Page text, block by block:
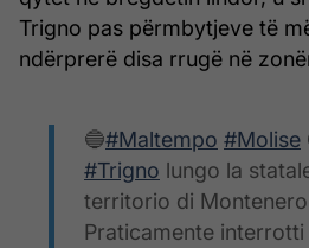
Trigno pas përmbytjeve të
ndërprerë disa rrugë në
🔵#Maltempo #Molise
#Trigno lungo la
territorio di
Praticamente